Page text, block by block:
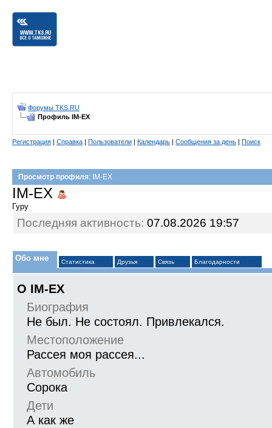
Форумы TKS.RU
Профиль IM-EX
Регистрация | Справка | Пользователи | Календарь | Сообщения за день | Поиск
Просмотр профиля: IM-EX
IM-EX
Гуру
Последняя активность: 07.08.2026 19:57
Обо мне Статистика Друзья Связь Благодарности
О IM-EX
Биография
Не был. Не состоял. Привлекался.
Местоположение
Рассея моя рассея...
Автомобиль
Сорока
Дети
А как же